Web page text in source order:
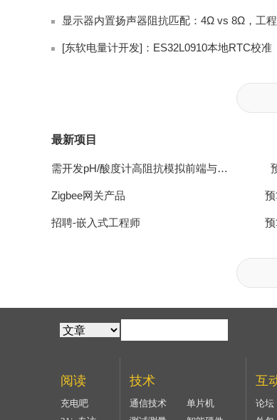
[东软电量计开发]：ES32L0910本地RTC校准
最新项目
需开发pH/酸度计高阻抗模拟前端与单片机系统
Zigbee网关产品 预
招聘-嵌入式工程师 预
阅读
充电吧
技术
通信技术
单片机
互
论坛